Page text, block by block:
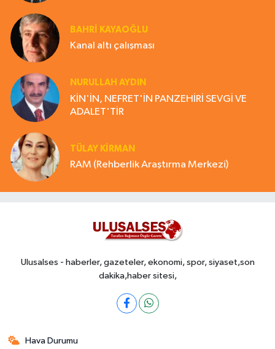
BAHRI KAYAOĞLU
Kanal altı çalışması
NURULLAH AYDIN
KİN'İN, NEFRET'İN PANZEHİRİ SEVGİ VE
ADALET'TİR
TÜLAY KİRMAN
RAM (Rehberlik Araştırma Merkezi)
Ulusalses - haberler, gazeteler, ekonomi, spor, siyaset,son
dakika,haber sitesi,
Hava Durumu